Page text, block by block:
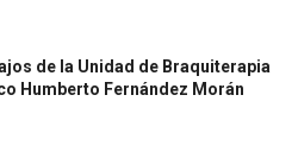
de la Unidad de Braquiterapia
Humberto Fernández Morán